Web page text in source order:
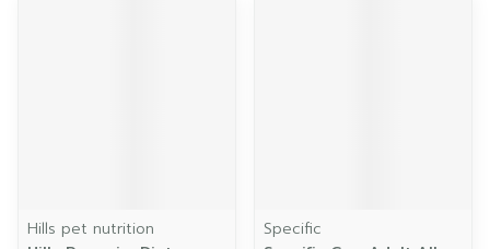
Hills pet nutrition
Specific